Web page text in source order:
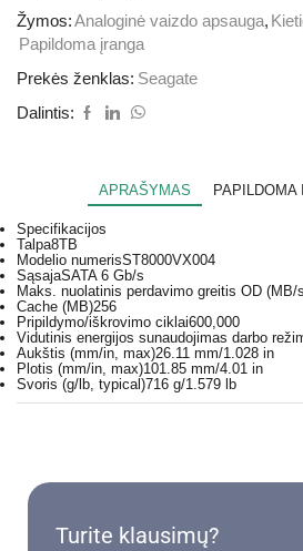
Žymos:Analoginė vaizdo apsauga,
Papildoma įranga
Prekės ženklas: Seagate
Dalintis:
APRAŠYMAS PAPILDOMA
Specifikacijos
Talpa8TB
Modelio numerisST8000VX004
SąsajaSATA 6 Gb/s
Maks. nuolatinis perdavimo greitis OD (MB/
Cache (MB)256
Pripildymo/iškrovimo ciklai600,000
Vidutinis energijos sunaudojimas darbo
Aukštis (mm/in, max)26.11 mm/1.028 in
Plotis (mm/in, max)101.85 mm/4.01 in
Svoris (g/lb, typical)716 g/1.579 lb
Turite klausimų?